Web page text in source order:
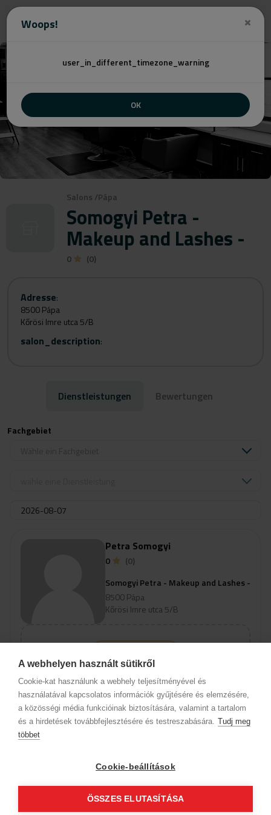
Woops!
user_in_different_timezone_warning
OK
A webhelyen használt sütikről
Cookie-kat használunk a webhely teljesítményével és
használatával kapcsolatos információk gyűjtésére és elemzésére,
a közösségi média funkcióinak biztosítására, valamint a tartalom
és a hirdetések továbbfejlesztésére és testreszabására. Tudj meg
többet
Cookie-beállítások
ÖSSZES ELUTASÍTÁSA
Salons /Pápa
Somogyi Petra -
Makeup and Lashes -
0 (0)
Adresse:
8500 Pápa
Kőrösi Imre utca 5/B
salon_description:
Dienstleistungen Bewertungen
Fachgebiet
Um verfügbare Online-Termine
anzuzeigen, wählen Sie eine Domain
und einen Service aus
Petra Somogyi
0
(0)
Somogyi Petra - Makeup and Lashes -
8500 Pápa
Kőrösi Imre utca 5/B
AGB (Abonnentenkunde)
Folge uns!